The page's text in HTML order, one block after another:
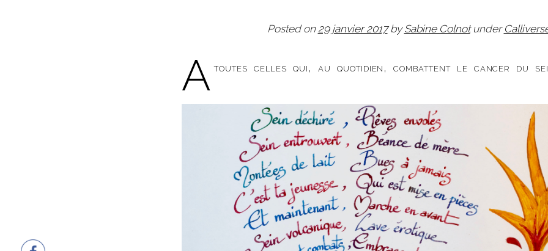
Posted on 29 janvier 2017bySabine Colnotunder
A toutes celles qui, au quotidien, combattent le cancer du